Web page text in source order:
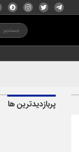
پربازدیدترین ها